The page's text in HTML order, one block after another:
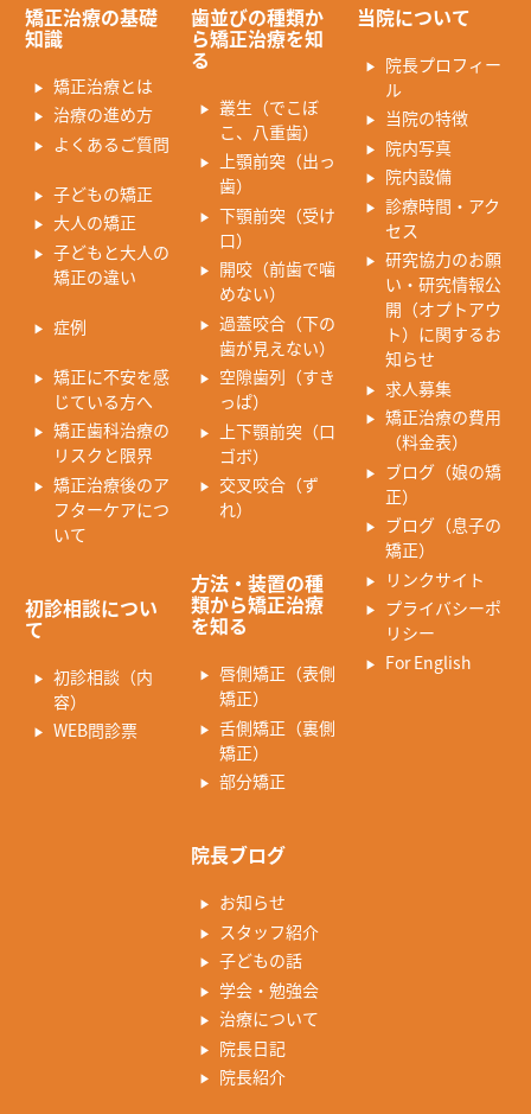
矯正治療の基礎
知識
矯正治療とは
治療の進め方
よくあるご質問
子どもの矯正
大人の矯正
子どもと大人の
矯正の違い
症例
矯正に不安を感
じている方へ
矯正歯科治療の
リスクと限界
矯正治療後のア
フターケアにつ
いて
初診相談につい
て
初診相談（内
容）
WEB問診票
歯並びの種類か
ら矯正治療を知
る
叢生（でこぼ
こ、八重歯）
上顎前突（出っ
歯）
下顎前突（受け
口）
開咬（前歯で噛
めない）
過蓋咬合（下の
歯が見えない）
空隙歯列（すき
っぱ）
上下顎前突（口
ゴボ）
交叉咬合（ず
れ）
方法・装置の種
類から矯正治療
を知る
唇側矯正（表側
矯正）
舌側矯正（裏側
矯正）
部分矯正
院長ブログ
お知らせ
スタッフ紹介
子どもの話
学会・勉強会
治療について
院長日記
院長紹介
当院について
院長プロフィー
ル
当院の特徴
院内写真
院内設備
診療時間・アク
セス
研究協力のお願
い・研究情報公
開（オプトアウ
ト）に関するお
知らせ
求人募集
矯正治療の費用
（料金表）
ブログ（娘の矯
正）
ブログ（息子の
矯正）
リンクサイト
プライバシーポ
リシー
For English